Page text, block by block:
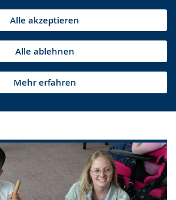
Alle akzeptieren
Alle ablehnen
Mehr erfahren